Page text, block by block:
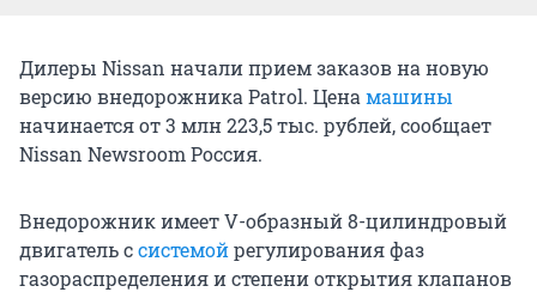
Дилеры Nissan начали прием заказов на новую
версию внедорожника Patrol. Цена машины
начинается от 3 млн 223,5 тыс. рублей, сообщает
Nissan Newsroom Россия.
Внедорожник имеет V-образный 8-цилиндровый
двигатель ссистемойрегулирования фаз
газораспределения и степени открытия клапанов